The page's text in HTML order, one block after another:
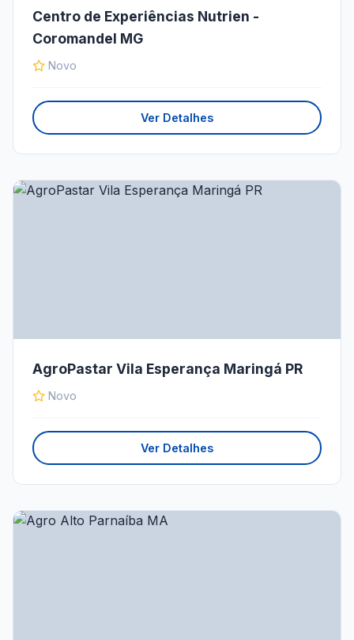
Centro de Experiências Nutrien -
Coromandel MG
Novo
Ver Detalhes
AgroPastar Vila Esperança Maringá PR
Novo
Ver Detalhes